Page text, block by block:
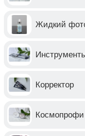
Жидкий
Корректор
Космопрофи